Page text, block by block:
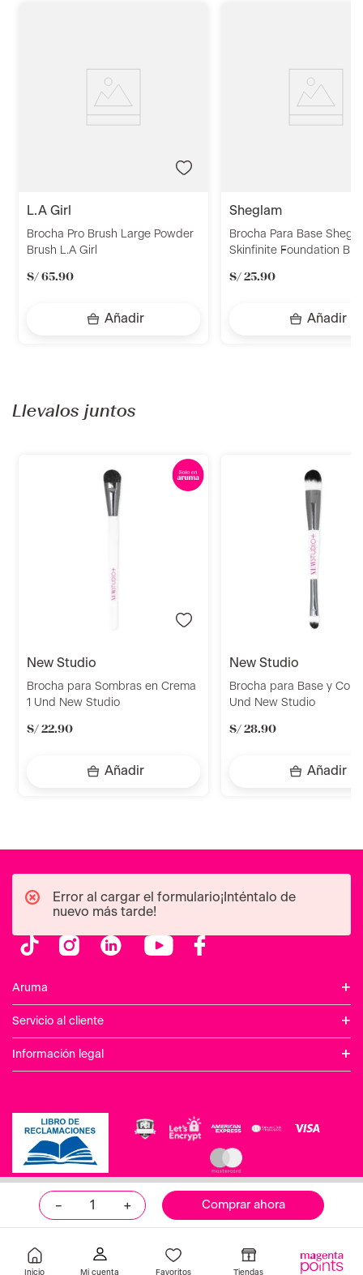
Inicio Favoritos Tiendas
＋
－ Comprar ahora
l.a girl
Brocha Pro Brush Large Powder
Brush L.A Girl
S/ 65.90
Añadir
sheglam
Brocha Para Base
Skinfinite Foundation
S/ 25.90
Añadir
Llevalos juntos
new studio
Brocha para Sombras en Crema
1 Und New Studio
S/ 22.90
Añadir
new studio
Brocha para Base y
Und New Studio
S/ 28.90
Añadir
Error al cargar el formulario¡Inténtalo de
nuevo más tarde!
Aruma +
Servicio al cliente +
Información legal +
Aruma Copyright © 2025. Todos los derechos reservados.